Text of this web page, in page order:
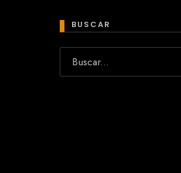
BUSCAR
¿Quieres que te ayude a crear un
negocio?